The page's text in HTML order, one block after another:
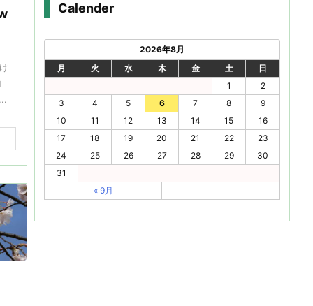
Calender
2026年8月
月
火 水 木 金 土
日
1
2
3
4 5 6 7 8
9
10
11 12 13 14 15
16
17
18 19 20 21 22
23
24
25 26 27 28 29
30
31
« 9月